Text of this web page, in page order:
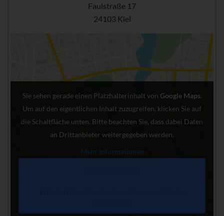
Faulstraße 17
24103 Kiel
Sie sehen gerade einen Platzhalterinhalt von Google Maps.
Um auf den eigentlichen Inhalt zuzugreifen, klicken Sie auf
die Schaltfläche unten. Bitte beachten Sie, dass dabei Daten
an Drittanbieter weitergegeben werden.
Mehr Informationen